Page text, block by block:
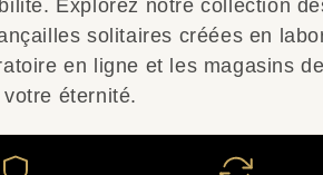
Explorez notre collection
solitaires créées en
en ligne et les magasins
votre éternité.